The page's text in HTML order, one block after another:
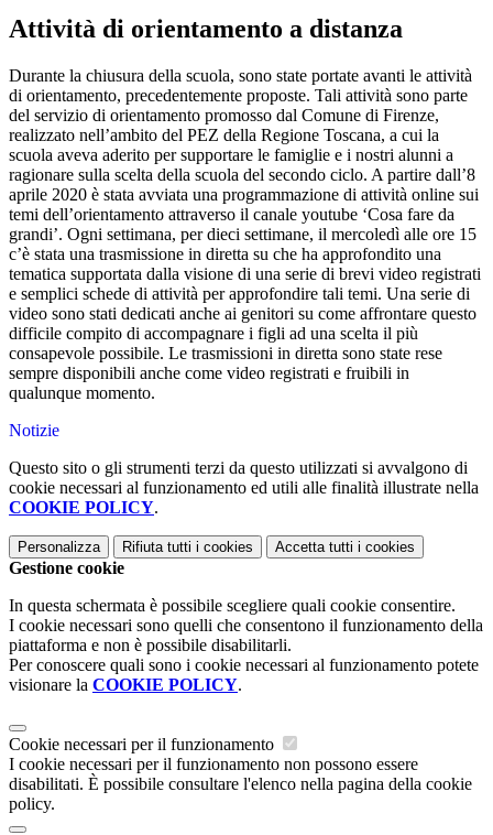
Attività di orientamento a distanza
Durante la chiusura della scuola, sono state portate avanti le attività
di orientamento, precedentemente proposte. Tali attività sono parte
del servizio di orientamento promosso dal Comune di Firenze,
realizzato nell’ambito del PEZ della Regione Toscana, a cui la
scuola aveva aderito per supportare le famiglie e i nostri alunni a
ragionare sulla scelta della scuola del secondo ciclo. A partire dall’8
aprile 2020 è stata avviata una programmazione di attività online sui
temi dell’orientamento attraverso il canale youtube ‘Cosa fare da
grandi’. Ogni settimana, per dieci settimane, il mercoledì alle ore 15
c’è stata una trasmissione in diretta su che ha approfondito una
tematica supportata dalla visione di una serie di brevi video registrati
e semplici schede di attività per approfondire tali temi. Una serie di
video sono stati dedicati anche ai genitori su come affrontare questo
difficile compito di accompagnare i figli ad una scelta il più
consapevole possibile. Le trasmissioni in diretta sono state rese
sempre disponibili anche come video registrati e fruibili in
qualunque momento.
Notizie
Questo sito o gli strumenti terzi da questo utilizzati si avvalgono di
cookie necessari al funzionamento ed utili alle finalità illustrate nella
COOKIE POLICY.
Personalizza Rifiuta tutti i cookies Accetta tutti i cookies
Gestione cookie
In questa schermata è possibile scegliere quali cookie consentire.
I cookie necessari sono quelli che consentono il funzionamento della
piattaforma e non è possibile disabilitarli.
Per conoscere quali sono i cookie necessari al funzionamento potete
visionare la COOKIE POLICY.
Cookie necessari per il funzionamento
I cookie necessari per il funzionamento non possono essere
disabilitati. È possibile consultare l'elenco nella pagina della cookie
policy.